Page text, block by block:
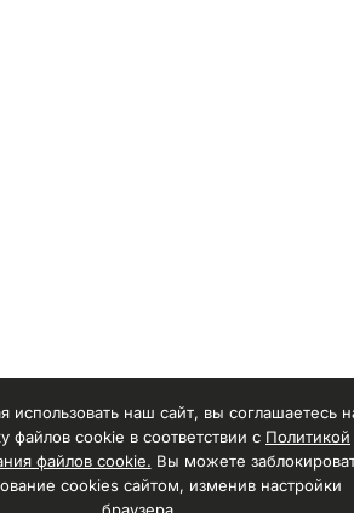
использовать наш сайт, вы соглашаетесь
файлов cookie в соответствии с Политикой
файлов cookie. Вы можете
cookies сайтом, изменив настройки